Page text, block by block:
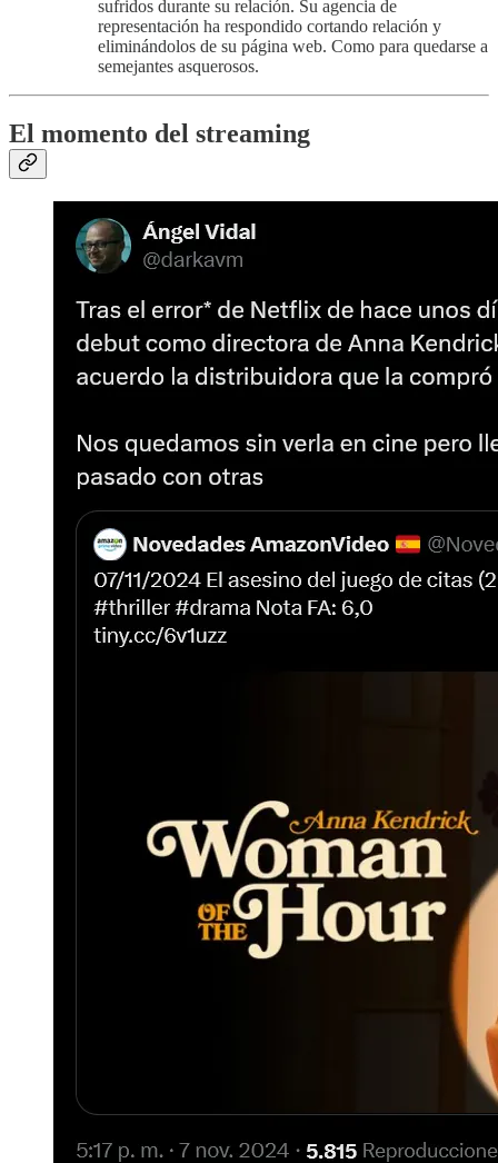
sufridos durante su relación. Su agencia de
representación ha respondido cortando relación y
eliminándolos de su página web. Como para quedarse a
semejantes asquerosos.
El momento del streaming